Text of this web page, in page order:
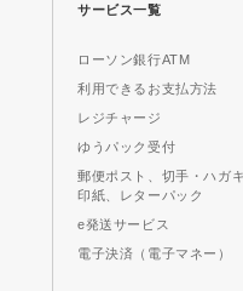
サービス一覧
ローソン銀行ATM
利用できるお支払方法
レジチャージ
ゆうパック受付
郵便ポスト、切手・ハガ
印紙、レターパック
e発送サービス
電子決済（電子マネー）